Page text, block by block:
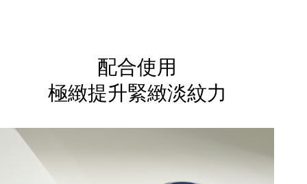
配合使用
極緻提升緊緻淡紋力